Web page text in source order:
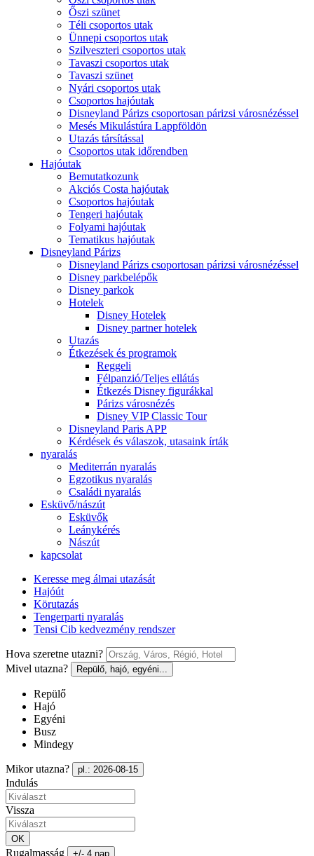
Őszi szünet
Téli csoportos utak
Ünnepi csoportos utak
Szilveszteri csoportos utak
Tavaszi csoportos utak
Tavaszi szünet
Nyári csoportos utak
Csoportos hajóutak
Disneyland Párizs csoportosan párizsi városnézéssel
Mesés Mikulástúra Lappföldön
Utazás társítással
Csoportos utak időrendben
Hajóutak
Bemutatkozunk
Akciós Costa hajóutak
Csoportos hajóutak
Tengeri hajóutak
Folyami hajóutak
Tematikus hajóutak
Disneyland Párizs
Disneyland Párizs csoportosan párizsi városnézéssel
Disney parkbelépők
Disney parkok
Hotelek
Disney Hotelek
Disney partner hotelek
Utazás
Étkezések és programok
Reggeli
Félpanzió/Teljes ellátás
Étkezés Disney figurákkal
Párizs városnézés
Disney VIP Classic Tour
Disneyland Paris APP
Kérdések és válaszok, utasaink írták
nyaralás
Mediterrán nyaralás
Egzotikus nyaralás
Családi nyaralás
Esküvő/nászút
Esküvők
Leánykérés
Nászút
kapcsolat
Keresse meg álmai utazását
Hajóút
Körutazás
Tengerparti nyaralás
Tensi Cib kedvezmény rendszer
Hova szeretne utazni?
Mivel utazna?
Repülő, hajó, egyéni...
Repülő
Hajó
Egyéni
Busz
Mindegy
Mikor utazna? pl.: 2026-08-15
Indulás
Vissza
OK
Rugalmasság +/- 4 nap